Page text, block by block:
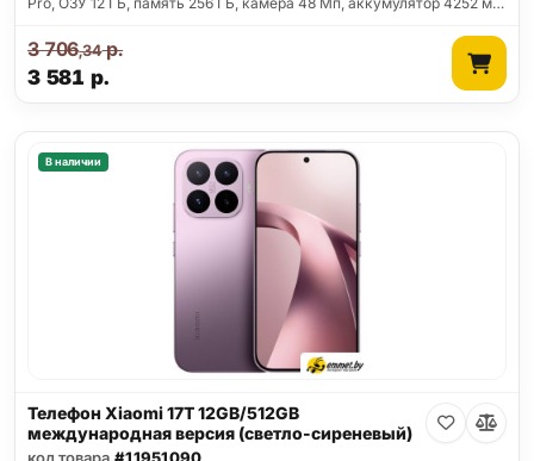
3 581 р.
3 706,34р.
В наличии
Телефон Xiaomi 17T 12GB/512GB
международная версия (светло-сиреневый)